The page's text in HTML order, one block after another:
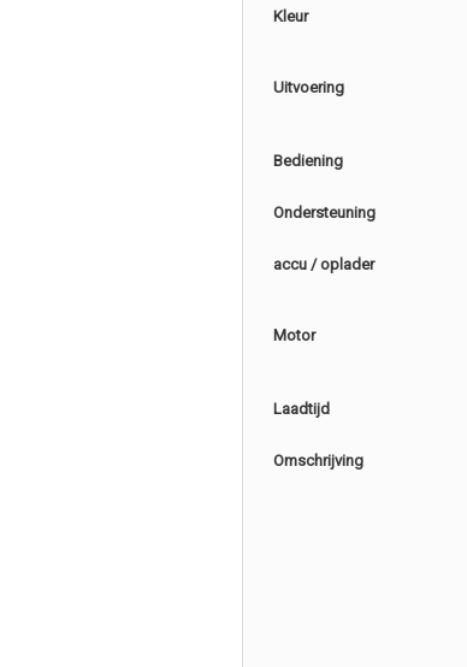
Kleur
Uitvoering
Bediening
Ondersteuning
accu / oplader
Motor
Laadtijd
Omschrijving